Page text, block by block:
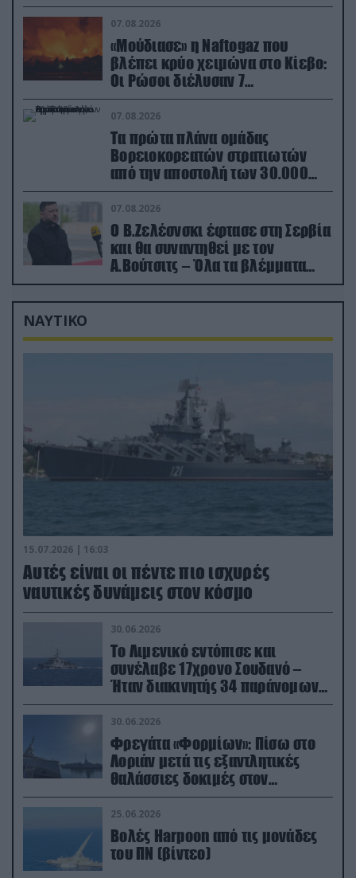
07.08.2026
«Μούδιασε» η Naftogaz που
βλέπει κρύο χειμώνα στο Κίεβο:
Οι Ρώσοι διέλυσαν 7
εγκαταστάσεις του ουκρανικού
κολοσσού!
07.08.2026
Τα πρώτα πλάνα ομάδας
Βορειοκορεατών στρατιωτών
από την αποστολή των 30.000
που έφτασαν στη Ρωσία (βίντεο)
07.08.2026
Ο Β.Ζελέσνσκι έφτασε στη Σερβία
και θα συναντηθεί με τον
Α.Βούτσιτς – Όλα τα βλέμματα
στις σχέσεις με τη Ρωσία
ΝΑΥΤΙΚΟ
15.07.2026 | 16:03
Aυτές είναι οι πέντε πιο ισχυρές
ναυτικές δυνάμεις στον κόσμο
30.06.2026
Το Λιμενικό εντόπισε και
συνέλαβε 17χρονο Σουδανό –
Ήταν διακινητής 34 παράνομων
μεταναστών
30.06.2026
Φρεγάτα «Φορμίων»: Πίσω στο
Λοριάν μετά τις εξαντλητικές
θαλάσσιες δοκιμές στον
απαιτητικό Βισκαϊκό
25.06.2026
Βολές Harpoon από τις μονάδες
του ΠΝ (βίντεο)